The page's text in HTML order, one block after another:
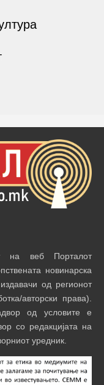
на веб Порталот
новинарска
од регионот
авторски права).
од условите е
со редакцијата на
уредник.